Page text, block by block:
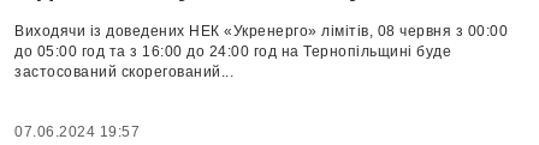
Виходячи із доведених НЕК «Укренерго» лімітів, 08 червня з 00:00
до 05:00 год та з 16:00 до 24:00 год на Тернопільщині буде
застосований скорегований...
07.06.2024 19:57